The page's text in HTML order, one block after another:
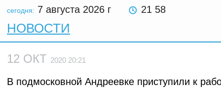
сегодня: 7 августа 2026 г 21 58
НОВОСТИ
12 ОКТ 2020 20:21
В подмосковной Андреевке приступили к